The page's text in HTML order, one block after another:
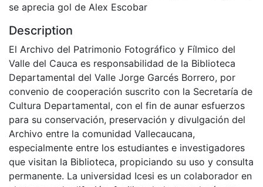
se aprecia gol de Alex Escobar
Description
El Archivo del Patrimonio Fotográfico y Fílmico del
Valle del Cauca es responsabilidad de la Biblioteca
Departamental del Valle Jorge Garcés Borrero, por
convenio de cooperación suscrito con la Secretaría de
Cultura Departamental, con el fin de aunar esfuerzos
para su conservación, preservación y divulgación del
Archivo entre la comunidad Vallecaucana,
especialmente entre los estudiantes e investigadores
que visitan la Biblioteca, propiciando su uso y consulta
permanente. La universidad Icesi es un colaborador en